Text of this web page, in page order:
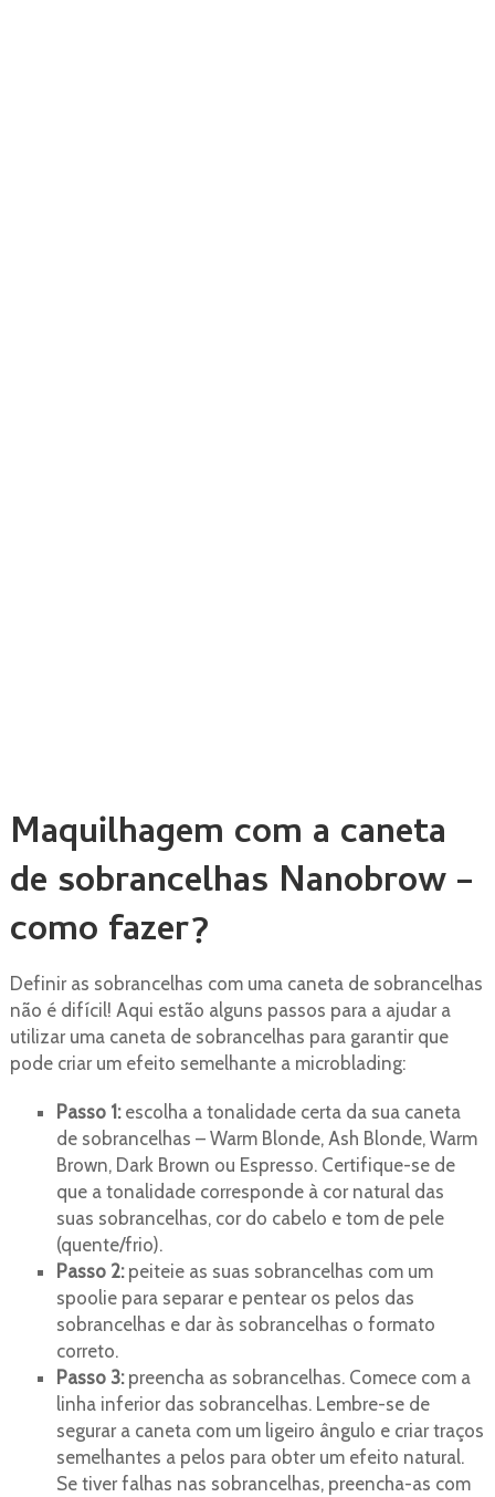
Maquilhagem com a caneta
de sobrancelhas Nanobrow –
como fazer?
Definir as sobrancelhas com uma caneta de sobrancelhas
não é difícil! Aqui estão alguns passos para a ajudar a
utilizar uma caneta de sobrancelhas para garantir que
pode criar um efeito semelhante a microblading:
Passo 1:escolha a tonalidade certa da sua caneta
de sobrancelhas – Warm Blonde, Ash Blonde, Warm
Brown, Dark Brown ou Espresso. Certifique-se de
que a tonalidade corresponde à cor natural das
suas sobrancelhas, cor do cabelo e tom de pele
(quente/frio).
Passo 2:peiteie as suas sobrancelhas com um
spoolie para separar e pentear os pelos das
sobrancelhas e dar às sobrancelhas o formato
correto.
Passo 3:preencha as sobrancelhas. Comece com a
linha inferior das sobrancelhas. Lembre-se de
segurar a caneta com um ligeiro ângulo e criar traços
semelhantes a pelos para obter um efeito natural.
Se tiver falhas nas sobrancelhas, preencha-as com